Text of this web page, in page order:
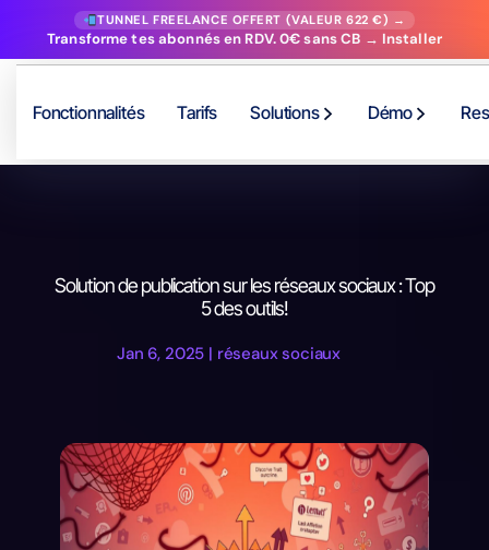
TUNNEL FREELANCE OFFERT (VALEUR 622 €) →
Transforme tes abonnés en RDV. 0€ sans CB → Installer
Fonctionnalités Tarifs Solutions Démo
Solution de publication sur les réseaux sociaux : Top
5 des outils!
Jan 6, 2025 | réseaux sociaux